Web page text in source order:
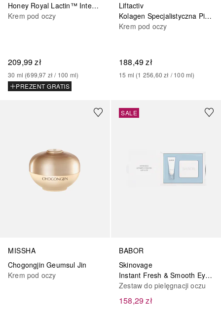
Honey Royal Lactin™ Intensive Eye Cream
Krem pod oczy
209,99 zł
30 ml (699,97 zł / 100 ml)
PREZENT GRATIS
Liftactiv
Kolagen Specjalistyczna Pielęgnacja Oczu
Krem pod oczy
188,49 zł
15 ml (1 256,60 zł / 100 ml)
MISSHA
Chogongjin Geumsul Jin
Krem pod oczy
BABOR
Skinovage
Instant Fresh & Smooth Eye Serum + Patches
Zestaw do pielęgnacji oczu
158,29 zł
SALE